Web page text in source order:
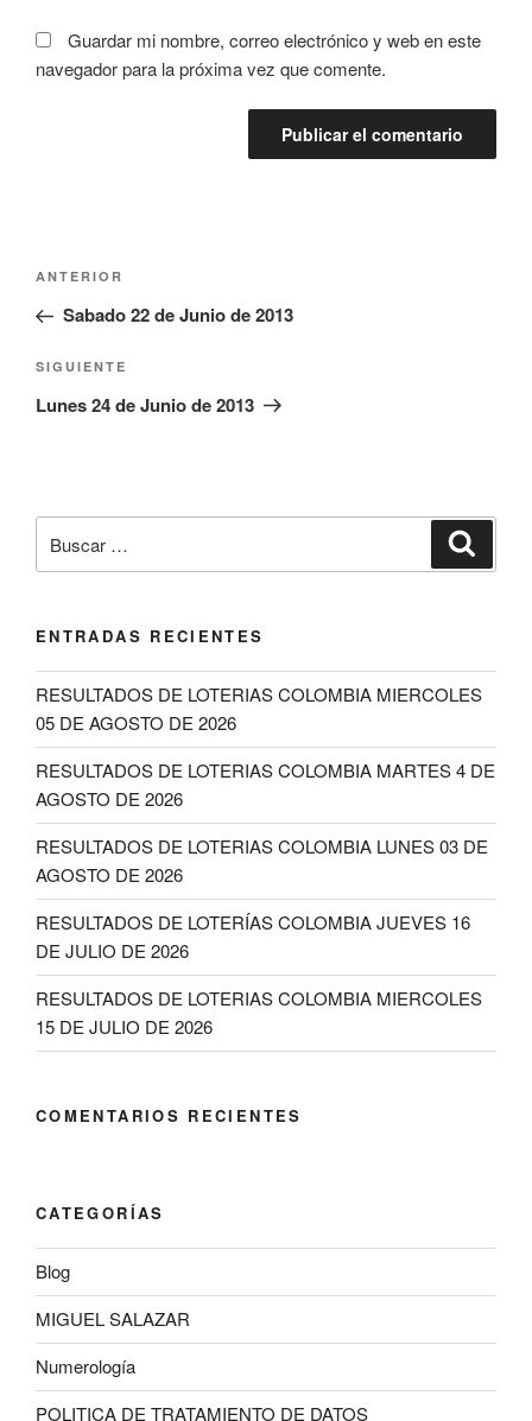
Guardar mi nombre, correo electrónico y web en este
navegador para la próxima vez que comente.
Navegación
entradas
Entrada
anterior:
ANTERIOR
Sabado 22 de Junio de 2013
Siguiente
entrada
SIGUIENTE
Lunes 24 de Junio de 2013
por:
ENTRADAS RECIENTES
RESULTADOS DE LOTERIAS COLOMBIA MIERCOLES
05 DE AGOSTO DE 2026
RESULTADOS DE LOTERIAS COLOMBIA MARTES 4 DE
AGOSTO DE 2026
RESULTADOS DE LOTERIAS COLOMBIA LUNES 03 DE
AGOSTO DE 2026
RESULTADOS DE LOTERÍAS COLOMBIA JUEVES 16
DE JULIO DE 2026
RESULTADOS DE LOTERIAS COLOMBIA MIERCOLES
15 DE JULIO DE 2026
COMENTARIOS RECIENTES
CATEGORÍAS
Blog
MIGUEL SALAZAR
Numerología
POLITICA DE TRATAMIENTO DE DATOS